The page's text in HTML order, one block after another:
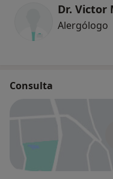
Dr. Victor
Alergólogo
Consulta